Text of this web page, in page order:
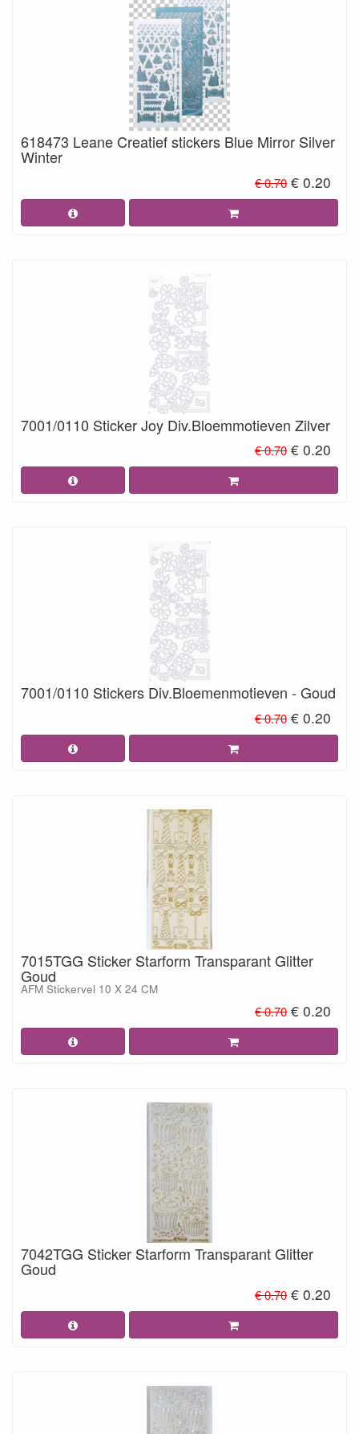
618473 Leane Creatief stickers Blue Mirror Silver
Winter
€ 0.70 € 0.20
7001/0110 Sticker Joy Div.Bloemmotieven Zilver
€ 0.70 € 0.20
7001/0110 Stickers Div.Bloemenmotieven - Goud
€ 0.70 € 0.20
7015TGG Sticker Starform Transparant Glitter
Goud
AFM Stickervel 10 X 24 CM
€ 0.70 € 0.20
7042TGG Sticker Starform Transparant Glitter
Goud
€ 0.70 € 0.20